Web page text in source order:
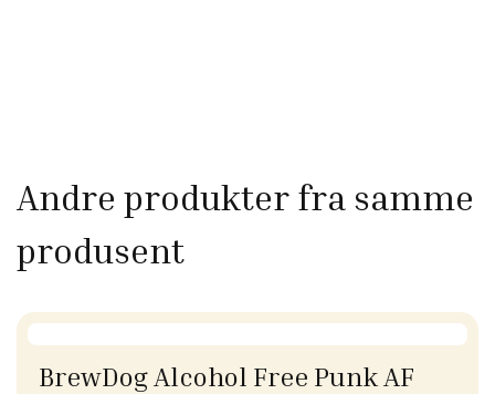
Andre produkter fra samme
produsent
BrewDog Alcohol Free Punk AF